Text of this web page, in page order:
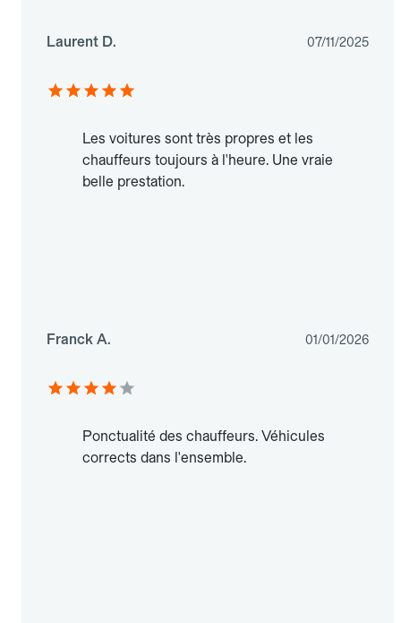
Laurent D. 07/11/2025
Les voitures sont très propres et les
chauffeurs toujours à l'heure. Une vraie
belle prestation.
Franck A. 01/01/2026
Ponctualité des chauffeurs. Véhicules
corrects dans l'ensemble.